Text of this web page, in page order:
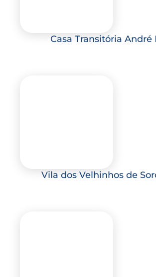
Casa Transitória André
Vila dos Velhinhos de